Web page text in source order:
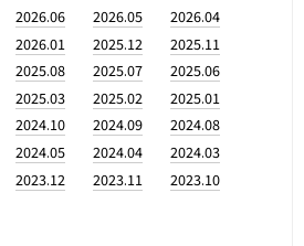
2026.06 2026.05
2026.04
2026.01 2025.12
2025.11
2025.08 2025.07
2025.06
2025.03 2025.02
2025.01
2024.10 2024.09
2024.08
2024.05 2024.04
2024.03
2023.12 2023.11
2023.10